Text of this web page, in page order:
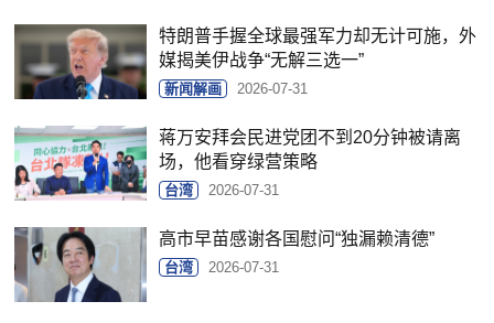
特朗普手握全球最强军力却无计可施，外
媒揭美伊战争“无解三选一”
新闻解画 2026-07-31
蒋万安拜会民进党团不到20分钟被请离
场，他看穿绿营策略
台湾 2026-07-31
高市早苗感谢各国慰问“独漏赖清德”
台湾 2026-07-31